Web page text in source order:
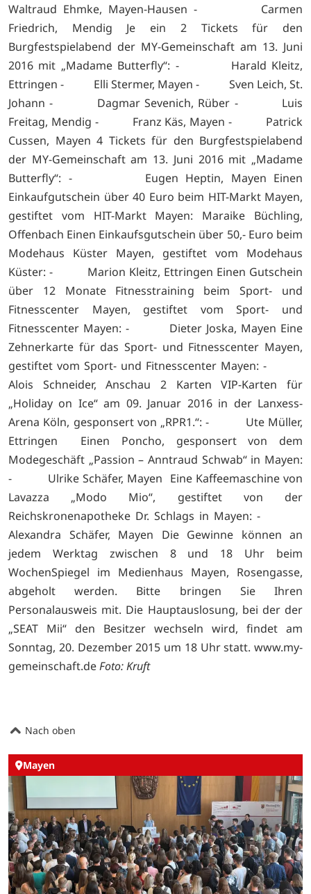
Waltraud Ehmke, Mayen-Hausen - Carmen
Friedrich, Mendig Je ein 2 Tickets für den
Burgfestspielabend der MY-Gemeinschaft am 13. Juni
2016 mit „Madame Butterfly“: - Harald Kleitz,
Ettringen - Elli Stermer, Mayen - Sven Leich, St.
Johann - Dagmar Sevenich, Rüber - Luis
Freitag, Mendig - Franz Käs, Mayen - Patrick
Cussen, Mayen 4 Tickets für den Burgfestspielabend
der MY-Gemeinschaft am 13. Juni 2016 mit „Madame
Butterfly“: - Eugen Heptin, Mayen Einen
Einkaufgutschein über 40 Euro beim HIT-Markt Mayen,
gestiftet vom HIT-Markt Mayen: Maraike Büchling,
Offenbach Einen Einkaufsgutschein über 50,- Euro beim
Modehaus Küster Mayen, gestiftet vom Modehaus
Küster: - Marion Kleitz, Ettringen Einen Gutschein
über 12 Monate Fitnesstraining beim Sport- und
Fitnesscenter Mayen, gestiftet vom Sport- und
Fitnesscenter Mayen: - Dieter Joska, Mayen Eine
Zehnerkarte für das Sport- und Fitnesscenter Mayen,
gestiftet vom Sport- und Fitnesscenter Mayen: -
Alois Schneider, Anschau 2 Karten VIP-Karten für
„Holiday on Ice“ am 09. Januar 2016 in der Lanxess-
Arena Köln, gesponsert von „RPR1.“: - Ute Müller,
Ettringen Einen Poncho, gesponsert von dem
Modegeschäft „Passion – Anntraud Schwab“ in Mayen:
- Ulrike Schäfer, Mayen Eine Kaffeemaschine von
Lavazza „Modo Mio“, gestiftet von der
Reichskronenapotheke Dr. Schlags in Mayen: -
Alexandra Schäfer, Mayen Die Gewinne können an
jedem Werktag zwischen 8 und 18 Uhr beim
WochenSpiegel im Medienhaus Mayen, Rosengasse,
abgeholt werden. Bitte bringen Sie Ihren
Personalausweis mit. Die Hauptauslosung, bei der der
„SEAT Mii“ den Besitzer wechseln wird, findet am
Sonntag, 20. Dezember 2015 um 18 Uhr statt. www.my-
gemeinschaft.deFoto: Kruft
Nach oben
Mayen